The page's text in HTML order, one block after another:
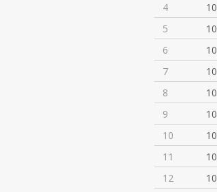
4
5
6
7
8
9
10
11
12